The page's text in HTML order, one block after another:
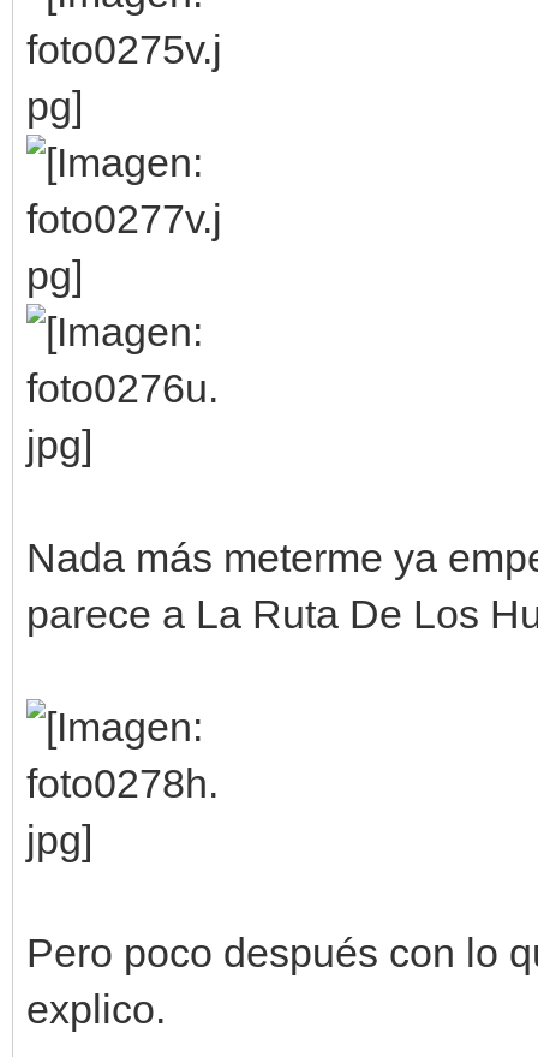
Nada más meterme ya
parece a La Ruta De Los
Pero poco después con lo
explico.